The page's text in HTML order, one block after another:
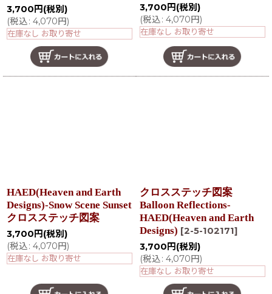
3,700 円 (税別)
(税込: 4,070円)
在庫なし お取り寄せ
3,700 円 (税別)
(税込: 4,070円)
在庫なし お取り寄せ
HAED(Heaven and Earth
Designs)-Snow Scene Sunset
クロスステッチ図案
3,700 円 (税別)
(税込: 4,070円)
在庫なし お取り寄せ
クロスステッチ図案
Balloon Reflections-
HAED(Heaven and Earth
Designs) [2-5-102171]
3,700 円 (税別)
(税込: 4,070円)
在庫なし お取り寄せ